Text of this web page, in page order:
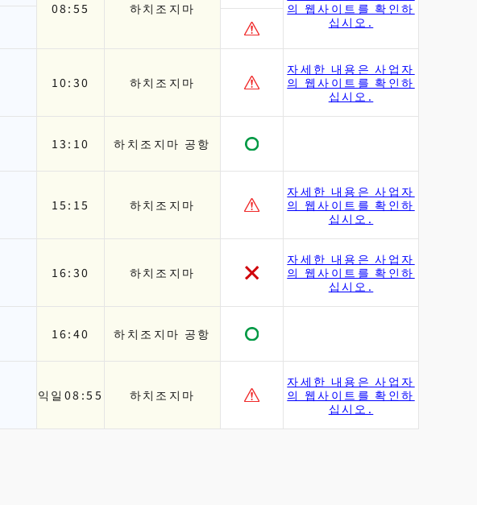
08:55 하치조지마
의 웹사이트를 확인하
십시오.
10:30 하치조지마
자세한 내용은 사업자
의 웹사이트를 확인하
십시오.
13:10 하치조지마 공항
15:15 하치조지마
자세한 내용은 사업자
의 웹사이트를 확인하
십시오.
16:30 하치조지마
자세한 내용은 사업자
의 웹사이트를 확인하
십시오.
16:40 하치조지마 공항
익일 08:55 하치조지마
자세한 내용은 사업자
의 웹사이트를 확인하
십시오.